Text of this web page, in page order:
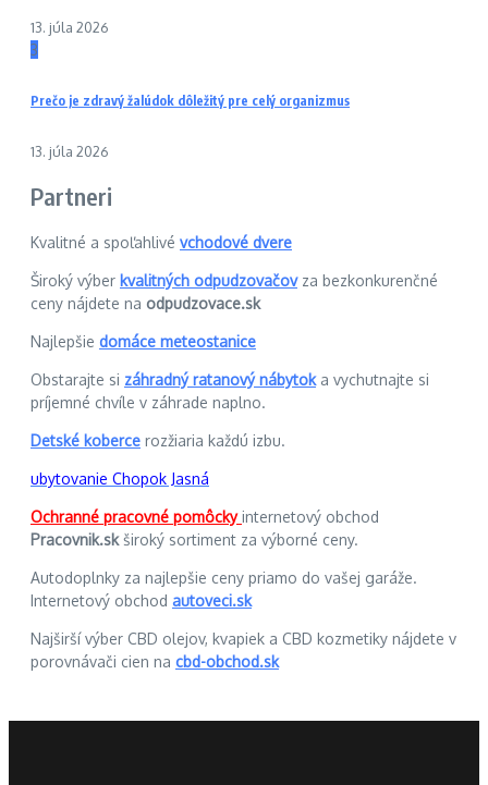
13. júla 2026
3
Prečo je zdravý žalúdok dôležitý pre celý organizmus
13. júla 2026
Partneri
Kvalitné a spoľahlivé vchodové dvere
Široký výber kvalitných odpudzovačovza bezkonkurenčné
ceny nájdete na odpudzovace.sk
Najlepšie domáce meteostanice
Obstarajte si záhradný ratanový nábytoka vychutnajte si
príjemné chvíle v záhrade naplno.
Detské koberce rozžiaria každú izbu.
ubytovanie Chopok Jasná
Ochranné pracovné pomôckyinternetový obchod
Pracovnik.skširoký sortiment za výborné ceny.
Autodoplnky za najlepšie ceny priamo do vašej garáže.
Internetový obchod autoveci.sk
Najširší výber CBD olejov, kvapiek a CBD kozmetiky nájdete v
porovnávači cien na cbd-obchod.sk